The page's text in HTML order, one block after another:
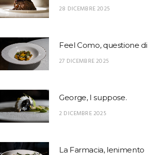
28 DICEMBRE 2025
Feel Como, questione
27 DICEMBRE 2025
George, I suppose.
2 DICEMBRE 2025
La Farmacia, lenimento